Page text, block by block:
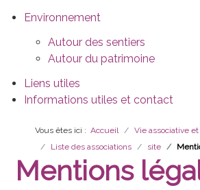
Environnement
Autour des sentiers
Autour du patrimoine
Liens utiles
Informations utiles et contact
Vous êtes ici : Accueil
Vie associative
Liste des associations
site
Mentions